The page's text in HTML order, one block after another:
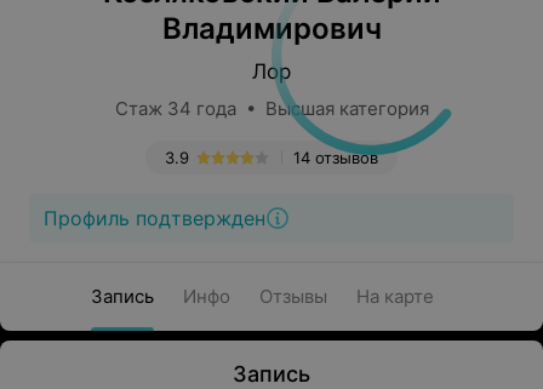
Владимирович
Лор
Стаж 34 года • Высшая категория
14 отзывов
3.9
Профиль подтвержден
Запись Инфо Отзывы На карте
Запись